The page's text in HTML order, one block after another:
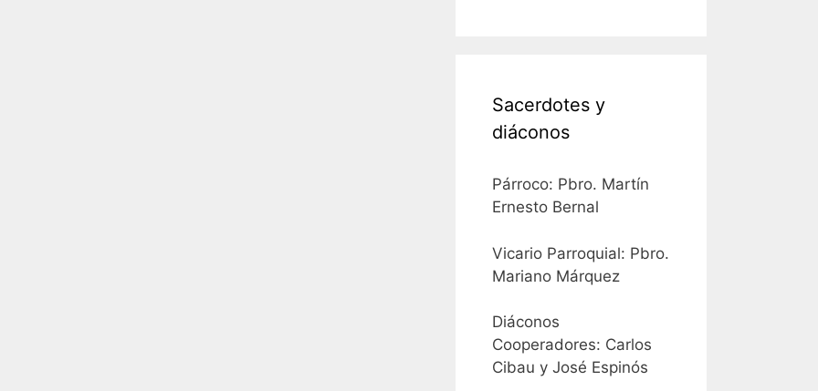
Sacerdotes y
diáconos
Párroco: Pbro. Martín
Ernesto Bernal
Vicario Parroquial: Pbro.
Mariano Márquez
Diáconos
Cooperadores: Carlos
Cibau y José Espinós